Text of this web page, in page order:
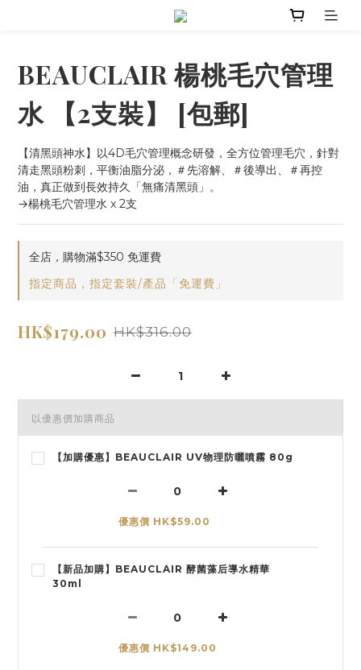
BEAUCLAIR 楊桃毛穴管理
水 【2支裝】 [包郵]
【清黑頭神水】以4D毛穴管理概念研發，全方位管理毛穴，針對
清走黑頭粉刺，平衡油脂分泌，＃先溶解、＃後導出、＃再控
油，真正做到長效持久「無痛清黑頭」。
→楊桃毛穴管理水 x 2支
全店，購物滿$350 免運費
指定商品，指定套裝/產品「免運費」
HK$179.00 HK$316.00
以優惠價加購商品
【加購優惠】BEAUCLAIR UV物理防曬噴霧 80g
優惠價 HK$59.00
【新品加購】BEAUCLAIR 酵菌藻后導水精華
30ml
優惠價 HK$149.00